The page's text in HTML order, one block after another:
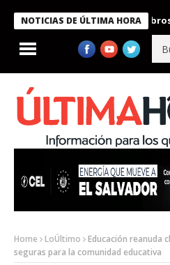
NOTICIAS DE ÚLTIMA HORA
Bukele condecora a miembros
Home LoÚltimo
Educación reanuda
seguras para la comunidad educativa